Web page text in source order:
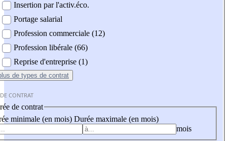
Insertion par l'activ.éco.
Portage salarial
Profession commerciale (12)
Profession libérale (66)
Reprise d'entreprise (1)
de types de contrat
CONTRAT
de contrat
minimale (en mois) Durée maximale (en mois)
mois